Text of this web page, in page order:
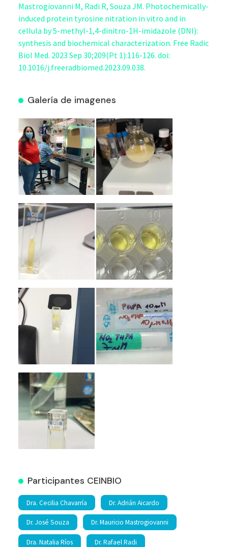
Mastrogiovanni M, Radi R, Souza JM. Photochemically-
induced protein tyrosine nitration in vitro and in
cellula by 5-methyl-1,4-dinitro-1H-imidazole (DNI):
synthesis and biochemical characterization. Free Radic
Biol Med. 2023 Sep 30;209(Pt 1):116-126. doi:
10.1016/j.freeradbiomed.2023.09.038.
Galería de imagenes
Participantes CEINBIO
Dra. Cecilia Chavarría Dr. Adrián Aicardo
Dr. José Souza Dr. Mauricio Mastrogiovanni
Dra. Natalia Ríos Dr. Rafael Radi